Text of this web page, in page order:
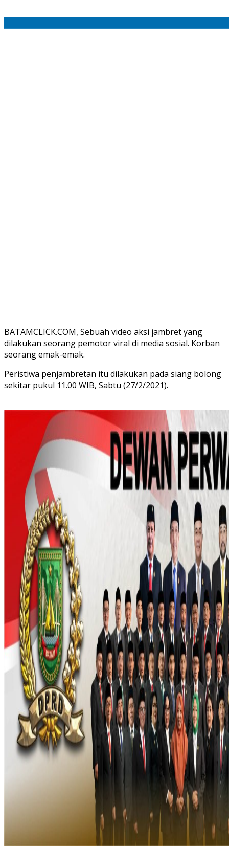
BATAMCLICK.COM, Sebuah video aksi jambret yang
dilakukan seorang pemotor viral di media sosial. Korban
seorang emak-emak.
Peristiwa penjambretan itu dilakukan pada siang bolong
sekitar pukul 11.00 WIB, Sabtu (27/2/2021).